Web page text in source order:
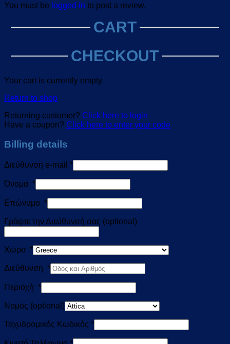
You must be logged in to post a review.
CART
CHECKOUT
Your cart is currently empty.
Return to shop
Returning customer? Click here to login
Have a coupon? Click here to enter your code
Billing details
Διεύθυνση e-mail *
Όνομα *
Επώνυμο *
Γράψτε την Διεύθυνσή σας (optional)
Χώρα *
Διεύθυνση *
Περιοχή *
Νομός (optional)
Ταχυδρομικός Κωδικός *